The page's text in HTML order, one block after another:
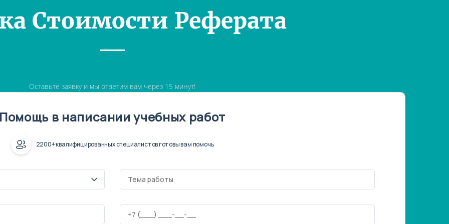
Стоимости Реферата
Оставьте заявку и мы ответим вам через 15 минут!
в написании учебных работ
2200+ квалифицированных специалистов готовы вам помочь